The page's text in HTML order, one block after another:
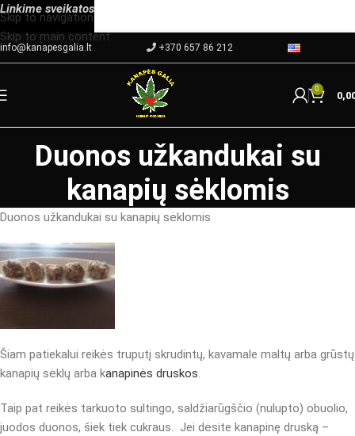
Skip to navigation
Skip to main content
info@kanapesgalia.lt +370 657 86 212
0
Duonos užkandukai su
kanapių sėklomis
Duonos užkandukai su kanapių sėklomis
Šiam patiekalui reikės truputį skrudintų, kavamale maltų arba grūstų
kanapių sėklų arba kanapinės druskos.
Taip pat reikės tarkuoto sultingo, saldžiarūgščio (nulupto) obuolio,
juodos duonos, šiek tiek cukraus. Jei dėsite kanapinę druską –
Linkime sveikatos